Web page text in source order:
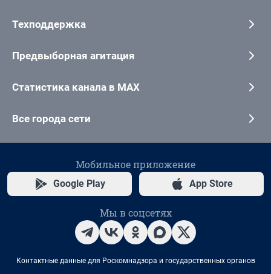
Техподдержка
Предвыборная агитация
Статистика канала в MAX
Все города сети
Мобильное приложение
Google Play App Store
Мы в соцсетях
Контактные данные для Роскомнадзора и государственных органов